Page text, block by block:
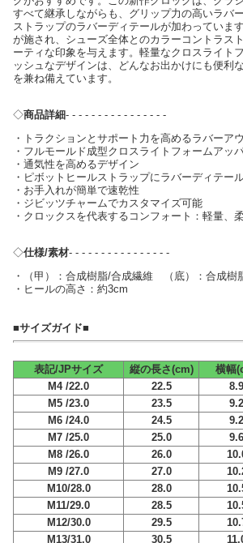
すべて継承しながらも、グリップ力の高いラバ
ストラップのラバーディテールが加わっていま
が施され、シューズ全体とのカラーコントラス
ーティな印象を与えます。軽量なクロスライト
ッシュなデザインは、どんなお出かけにも便利
を兼ね備えています。
◇商品詳細- - - - - - - - - - - - - - - -
・トラクションとサポート力を高めるラバーア
・フルモールド成型クロスライトフォームアッ
・通気性を高めるデザイン
・ピボットヒールストラップにラバーディテー
・お手入れが簡単で速乾性
・ジビッツチャームでカスタマイズ可能
・クロックスを代表するコンフォート：軽量、
◇仕様/素材- - - - - - - - - - - - - - - -
・（甲）：合成樹脂/合成繊維 （底）：合成樹
・ヒールの高さ：約3cm
■サイズガイド■
表記/JPサイズ 縦の長さ(cm) 横幅
M4 /22.0
22.5 8.9
M5 /23.0
23.5 9.2
M6 /24.0
24.5 9.2
M7 /25.0
25.0 9.6
M8 /26.0
26.0
M9 /27.0
27.0
M10/28.0
28.0
M11/29.0
28.5
M12/30.0
29.5
M13/31.0
30.5